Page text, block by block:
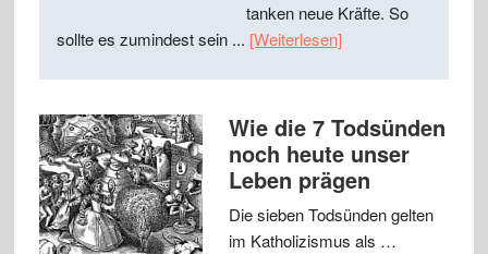
tanken neue Kräfte. So
sollte es zumindest sein ... [Weiterlesen]
Wie die 7 Todsünden
noch heute unser
Leben prägen
Die sieben Todsünden gelten
im Katholizismus als …